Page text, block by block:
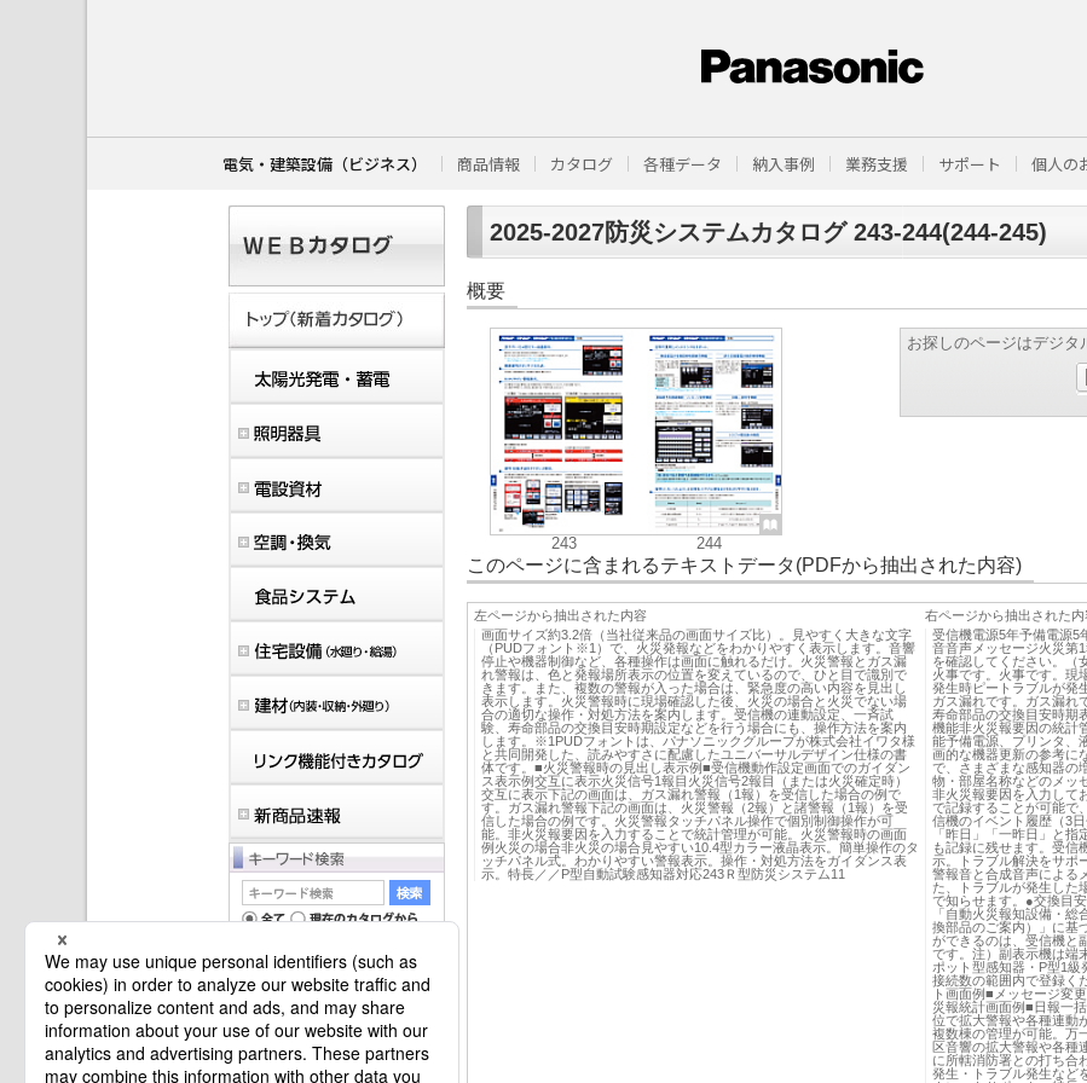
電気・建築設備（ビジネス） 商品情報 カタログ 各種データ 納入事例 業務支援 サポート 個人の
2025-2027防災システムカタログ 243-244(244-245)
概要
243 244
お探しのページはデジタ
このページに含まれるテキストデータ(PDFから抽出された内容)
左ページから抽出された内容
画面サイズ約3.2倍（当社従来品の画面サイズ比）。見やすく大きな文字
（PUDフォント※1）で、火災発報などをわかりやすく表示します。音響
停止や機器制御など、各種操作は画面に触れるだけ。火災警報とガス漏
れ警報は、色と発報場所表示の位置を変えているので、ひと目で識別で
きます。また、複数の警報が入った場合は、緊急度の高い内容を見出し
表示します。火災警報時に現場確認した後、火災の場合と火災でない場
合の適切な操作・対処方法を案内します。受信機の連動設定、一斉試
験、寿命部品の交換目安時期設定などを行う場合にも、操作方法を案内
します。※1PUDフォントは、パナソニックグループが株式会社イワタ様
と共同開発した、読みやすさに配慮したユニバーサルデザイン仕様の書
体です。■火災警報時の見出し表示例■受信機動作設定画面でのガイダン
ス表示例交互に表示火災信号1報目火災信号2報目（または火災確定時）
交互に表示下記の画面は、ガス漏れ警報（1報）を受信した場合の例で
す。ガス漏れ警報下記の画面は、火災警報（2報）と諸警報（1報）を受
信した場合の例です。火災警報タッチパネル操作で個別制御操作が可
能。非火災報要因を入力することで統計管理が可能。火災警報時の画面
例火災の場合非火災の場合見やすい10.4型カラー液晶表示。簡単操作のタ
ッチパネル式。わかりやすい警報表示。操作・対処方法をガイダンス表
示。特長／／P型自動試験感知器対応243Ｒ型防災システム11
右ページから抽出された内
受信機電源5年予備電源5
音音声メッセージ火災第
を確認してください。（
火事です。火事です。現
発生時ピートラブルが発
ガス漏れです。ガス漏れ
寿命部品の交換目安時期
機能非火災報要因の統計
能予備電源、プリンタ、
画的な機器更新の参考に
で、さまざまな感知器の
物・部屋名称などのメッ
非火災報要因を入力して
で記録することが可能で
信機のイベント履歴（3
「昨日」「一昨日」と指
も記録に残せます。受信
示。トラブル解決をサポ
警報音と合成音声による
た、トラブルが発生した
で知らせます。●交換目
「自動火災報知設備・
換部品のご案内）」に基
ができるのは、受信機
です。注）副表示機は端
ポット型感知器・P型1
接続数の範囲内で登録く
ト画面例■メッセージ変
災報統計画面例■日報一
位で拡大警報や各種連動
複数棟の管理が可能。万
区音響の拡大警報や各種
に所轄消防署との打ち合
発生・トラブル発生など
マイバインダーは空です。